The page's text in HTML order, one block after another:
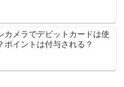
カメラでデビットカードは使
ポイントは付与される？